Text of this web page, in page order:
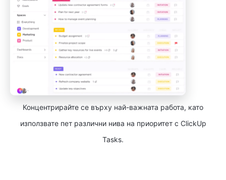
Концентрирайте се върху най-важната работа, като
използвате пет различни нива на приоритет с ClickUp
Tasks.